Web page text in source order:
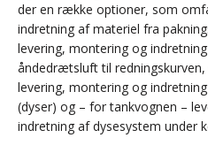
der en række optioner, som
indretning af materiel fra
levering, montering og
åndedrætsluft til
levering, montering og
(dyser) og – for tankvognen –
indretning af dysesystem under